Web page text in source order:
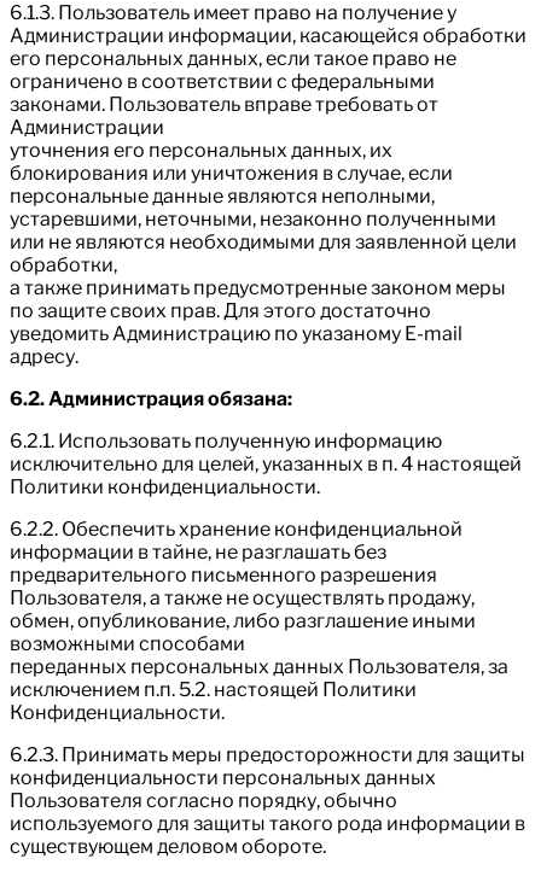
6.1.3. Пользователь имеет право на получение у
Администрации информации, касающейся обработки
его персональных данных, если такое право не
ограничено в соответствии с федеральными
законами. Пользователь вправе требовать от
Администрации
уточнения его персональных данных, их
блокирования или уничтожения в случае, если
персональные данные являются неполными,
устаревшими, неточными, незаконно полученными
или не являются необходимыми для заявленной цели
обработки,
а также принимать предусмотренные законом меры
по защите своих прав. Для этого достаточно
уведомить Администрацию по указаному E-mail
адресу.
6.2. Администрация обязана:
6.2.1. Использовать полученную информацию
исключительно для целей, указанных в п. 4 настоящей
Политики конфиденциальности.
6.2.2. Обеспечить хранение конфиденциальной
информации в тайне, не разглашать без
предварительного письменного разрешения
Пользователя, а также не осуществлять продажу,
обмен, опубликование, либо разглашение иными
возможными способами
переданных персональных данных Пользователя, за
исключением п.п. 5.2. настоящей Политики
Конфиденциальности.
6.2.3. Принимать меры предосторожности для защиты
конфиденциальности персональных данных
Пользователя согласно порядку, обычно
используемого для защиты такого рода информации в
существующем деловом обороте.